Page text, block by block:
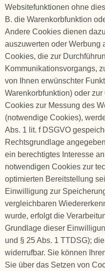
Websitefunktionen ohne
B. die Warenkorbfunktion
Andere Cookies dienen
auszuwerten oder Werbung
Cookies, die zur
Kommunikationsvorgangs,
von Ihnen erwünschter
Warenkorbfunktion) oder
Cookies zur Messung des
(notwendige Cookies),
Abs. 1 lit. f DSGVO
Rechtsgrundlage
ein berechtigtes Interesse
notwendigen Cookies zur
optimierten Bereitstellung
Einwilligung zur
vergleichbaren
wurde, erfolgt die
Grundlage dieser
und § 25 Abs. 1 TTDSG);
widerrufbar. Sie können
Sie über das Setzen von